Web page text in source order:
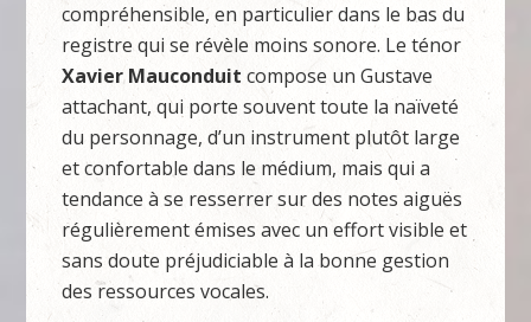
compréhensible, en particulier dans le bas du
registre qui se révèle moins sonore. Le ténor
Xavier Mauconduit compose un Gustave
attachant, qui porte souvent toute la naïveté
du personnage, d’un instrument plutôt large
et confortable dans le médium, mais qui a
tendance à se resserrer sur des notes aiguës
régulièrement émises avec un effort visible et
sans doute préjudiciable à la bonne gestion
des ressources vocales.